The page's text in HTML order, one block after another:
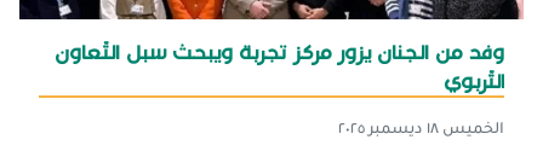
وفد من الجنان يزور مركز تجربة ويبحث سبل التّعاون
التّربوي
الخميس ١٨ ديسمبر ٢٠٢٥